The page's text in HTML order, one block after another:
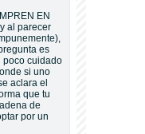
EN
al parecer
es
poco cuidado
si uno
aclara el
que tu
de
por un